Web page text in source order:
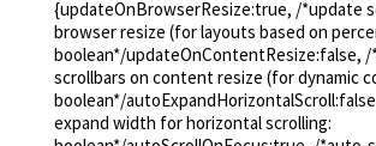
{updateOnBrowserResize:true, /*update
browser resize (for layouts based on
boolean*/updateOnContentResize:false,
scrollbars on content resize (for dynamic
boolean*/
expand width for horizontal scrolling: